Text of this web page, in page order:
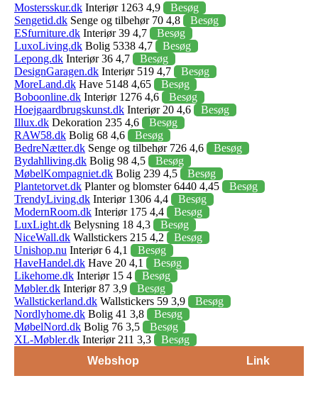
Mostersskur.dk Interiør 1263 4,9
Besøg
Sengetid.dk Senge og tilbehør 70 4,8
Besøg
ESfurniture.dk Interiør 39 4,7
Besøg
LuxoLiving.dk Bolig 5338 4,7
Besøg
Lepong.dk Interiør 36 4,7
Besøg
DesignGaragen.dk Interiør 519 4,7
Besøg
MoreLand.dk Have 5148 4,65
Besøg
Boboonline.dk Interiør 1276 4,6
Besøg
Hoejgaardbrugskunst.dk Interiør 20 4,6
Besøg
Illux.dk Dekoration 235 4,6
Besøg
RAW58.dk Bolig 68 4,6
Besøg
BedreNætter.dk Senge og tilbehør 726 4,6
Besøg
Bydahlliving.dk Bolig 98 4,5
Besøg
MøbelKompagniet.dk Bolig 239 4,5
Besøg
Plantetorvet.dk Planter og blomster 6440 4,45
Besøg
TrendyLiving.dk Interiør 1306 4,4
Besøg
ModernRoom.dk Interiør 175 4,4
Besøg
LuxLight.dk Belysning 18 4,3
Besøg
NiceWall.dk Wallstickers 215 4,2
Besøg
Unishop.nu Interiør 6 4,1
Besøg
HaveHandel.dk Have 20 4,1
Besøg
Likehome.dk Interiør 15 4
Besøg
Møbler.dk Interiør 87 3,9
Besøg
Wallstickerland.dk Wallstickers 59 3,9
Besøg
Nordlyhome.dk Bolig 41 3,8
Besøg
MøbelNord.dk Bolig 76 3,5
Besøg
XL-Møbler.dk Interiør 211 3,3
Besøg
Webshop
Link